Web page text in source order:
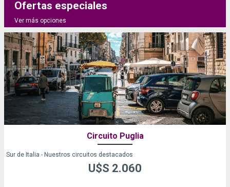
Ofertas especiales
Ver más opciones
Circuito Puglia
Sur de Italia - Nuestros circuitos destacados
U$S 2.060